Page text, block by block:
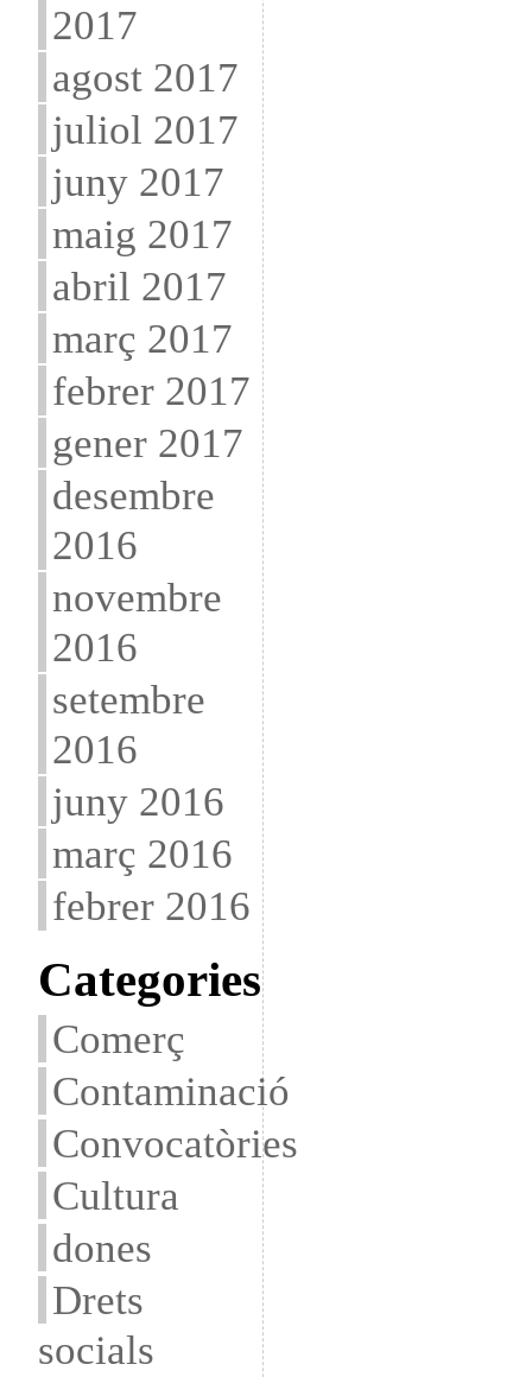
2017
agost 2017
juliol 2017
juny 2017
maig 2017
abril 2017
març 2017
febrer 2017
gener 2017
desembre
2016
novembre
2016
setembre
2016
juny 2016
març 2016
febrer 2016
Categories
Comerç
Contaminació
Convocatòries
Cultura
dones
Drets
socials